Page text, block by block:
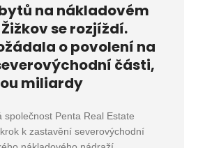
na nákladovém
se rozjíždí.
o povolení na
části,
miliardy
společnost Penta Real Estate
k zastavění severovýchodní